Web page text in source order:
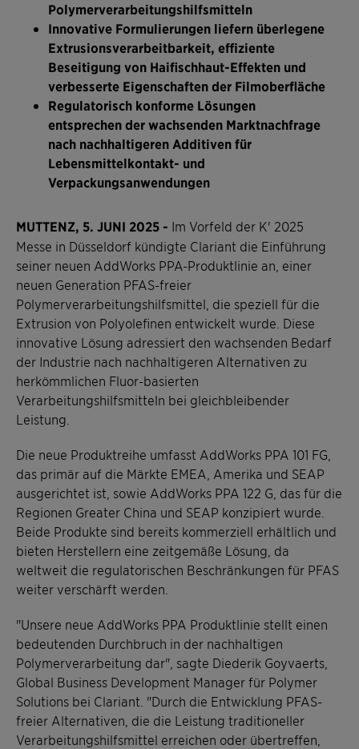
Polymerverarbeitungshilfsmitteln
Innovative Formulierungen liefern überlegene
Extrusionsverarbeitbarkeit, effiziente
Beseitigung von Haifischhaut-Effekten und
verbesserte Eigenschaften der Filmoberfläche
Regulatorisch konforme Lösungen
entsprechen der wachsenden Marktnachfrage
nach nachhaltigeren Additiven für
Lebensmittelkontakt- und
Verpackungsanwendungen
MUTTENZ, 5. JUNI 2025 - Im Vorfeld der K' 2025
Messe in Düsseldorf kündigte Clariant die Einführung
seiner neuen AddWorks PPA-Produktlinie an, einer
neuen Generation PFAS-freier
Polymerverarbeitungshilfsmittel, die speziell für die
Extrusion von Polyolefinen entwickelt wurde. Diese
innovative Lösung adressiert den wachsenden Bedarf
der Industrie nach nachhaltigeren Alternativen zu
herkömmlichen Fluor-basierten
Verarbeitungshilfsmitteln bei gleichbleibender
Leistung.
Die neue Produktreihe umfasst AddWorks PPA 101 FG,
das primär auf die Märkte EMEA, Amerika und SEAP
ausgerichtet ist, sowie AddWorks PPA 122 G, das für die
Regionen Greater China und SEAP konzipiert wurde.
Beide Produkte sind bereits kommerziell erhältlich und
bieten Herstellern eine zeitgemäße Lösung, da
weltweit die regulatorischen Beschränkungen für PFAS
weiter verschärft werden.
"Unsere neue AddWorks PPA Produktlinie stellt einen
bedeutenden Durchbruch in der nachhaltigen
Polymerverarbeitung dar", sagte Diederik Goyvaerts,
Global Business Development Manager für Polymer
Solutions bei Clariant. "Durch die Entwicklung PFAS-
freier Alternativen, die die Leistung traditioneller
Verarbeitungshilfsmittel erreichen oder übertreffen,